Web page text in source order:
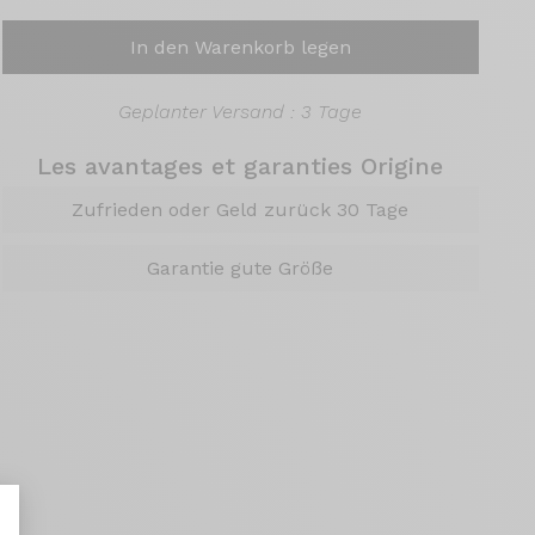
In den Warenkorb legen
Geplanter Versand : 3 Tage
Les avantages et garanties Origine
Zufrieden oder Geld zurück 30 Tage
Garantie gute Größe